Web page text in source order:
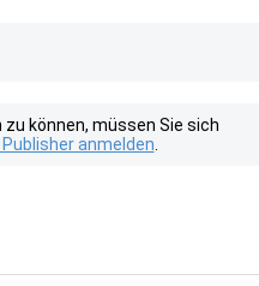
können, müssen Sie sich
anmelden